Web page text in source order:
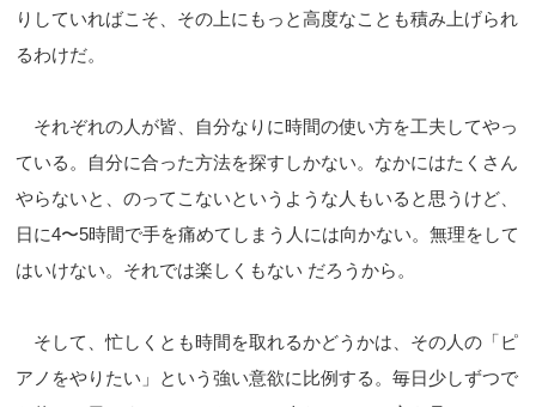
りしていればこそ、その上にもっと高度なことも積み上げられ
るわけだ。
それぞれの人が皆、自分なりに時間の使い方を工夫してやっ
ている。自分に合った方法を探すしかない。なかにはたくさん
やらないと、のってこないというような人もいると思うけど、
日に4〜5時間で手を痛めてしまう人には向かない。無理をして
はいけない。それでは楽しくもない だろうから。
そして、忙しくとも時間を取れるかどうかは、その人の「ピ
アノをやりたい」という強い意欲に比例する。毎日少しずつで